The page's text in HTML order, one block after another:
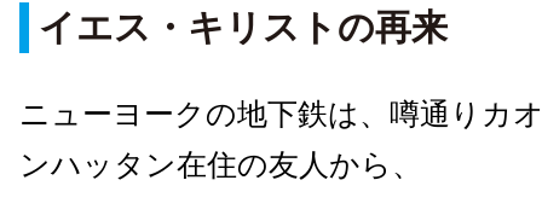
イエス・キリストの再来
ニューヨークの地下鉄は、噂通りカ
ンハッタン在住の友人から、